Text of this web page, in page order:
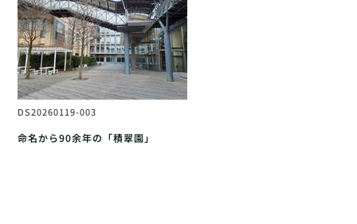
DS20260119-003
命名から90余年の「積翠園」